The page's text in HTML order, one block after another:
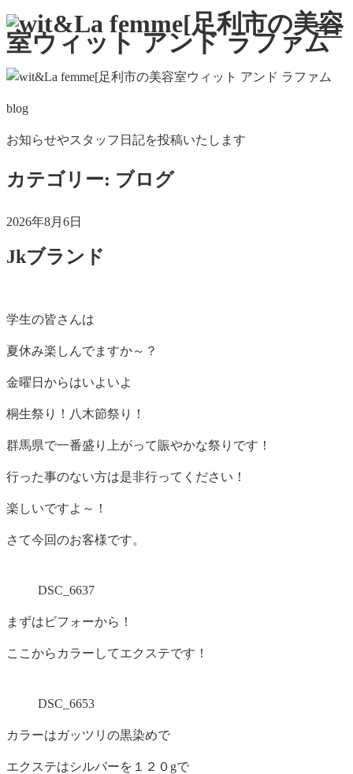
blog
お知らせやスタッフ日記を投稿いたします
カテゴリー: ブログ
投
日:
2026年8月6日
Jkブランド
学生の皆さんは
夏休み楽しんでますか～？
金曜日からはいよいよ
桐生祭り！八木節祭り！
群馬県で一番盛り上がって賑やかな祭りです！
行った事のない方は是非行ってください！
楽しいですよ～！
さて今回のお客様です。
DSC_6637
まずはビフォーから！
ここからカラーしてエクステです！
DSC_6653
カラーはガッツリの黒染めで
エクステはシルバーを１２０gで